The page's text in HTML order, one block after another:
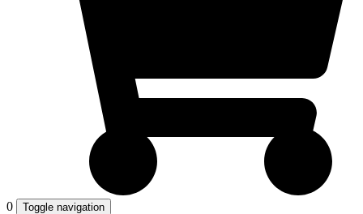
0 Toggle navigation